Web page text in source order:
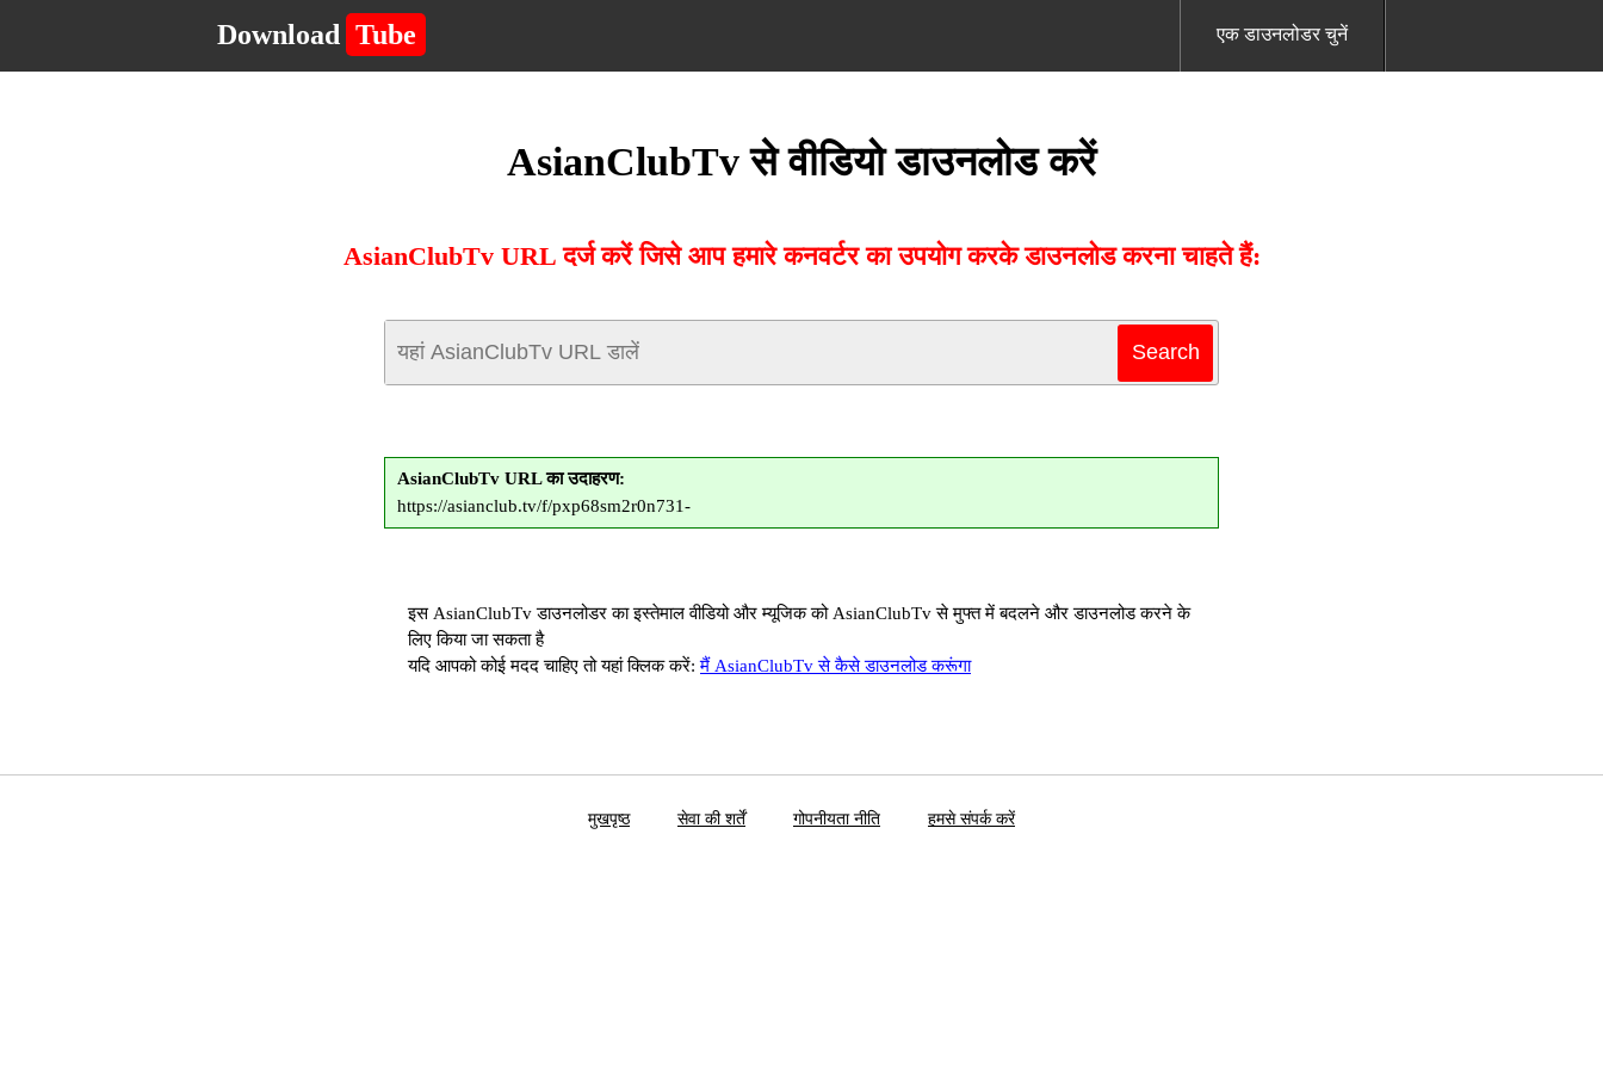
Download Tube एक डाउनलोडर चुनें
AsianClubTv से वीडियो डाउनलोड करें
AsianClubTv URL दर्ज करें जिसे आप हमारे कनवर्टर का उपयोग करके डाउनलोड करना चाहते हैं:
AsianClubTv URL का उदाहरण:
https://asianclub.tv/f/pxp68sm2r0n731-
इस AsianClubTv डाउनलोडर का इस्तेमाल वीडियो और म्यूजिक को AsianClubTv से मुफ्त में बदलने और डाउनलोड करने के
लिए किया जा सकता है
यदि आपको कोई मदद चाहिए तो यहां क्लिक करें:मैं AsianClubTv से कैसे डाउनलोड करूंगा
मुखपृष्ठ सेवा की शर्तें गोपनीयता नीति हमसे संपर्क करें